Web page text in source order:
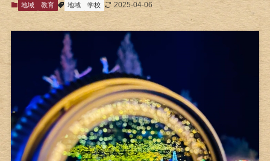
地域 教育 地域 学校 2025-04-06